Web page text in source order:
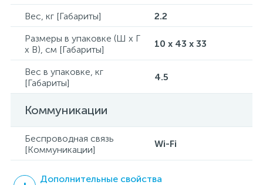
Вес, кг [Габариты]
2.2
Размеры в упаковке (Ш x Г
x В), см [Габариты]
10 x 43 x 33
Вес в упаковке, кг
[Габариты]
4.5
Коммуникации
Беспроводная связь
[Коммуникации]
Wi-Fi
Дополнительные свойства